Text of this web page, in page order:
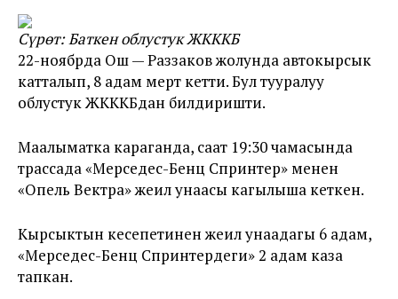
Сүрөт: Баткен облустук ЖКККБ
22-ноябрда Ош — Раззаков жолунда автокырсык
катталып, 8 адам мерт кетти. Бул тууралуу
облустук ЖКККБдан билдиришти.
Маалыматка караганда, саат 19:30 чамасында
трассада «Мерседес-Бенц Спринтер» менен
«Опель Вектра» жеңил унаасы кагылыша кеткен.
Кырсыктын кесепетинен жеңил унаадагы 6 адам,
«Мерседес-Бенц Спринтердеги» 2 адам каза
тапкан.